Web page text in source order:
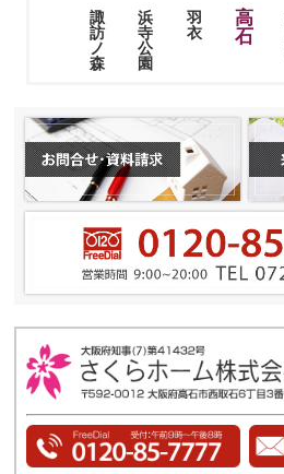
諏
訪
ノ
森
浜
寺
公
園
羽
衣
高
石